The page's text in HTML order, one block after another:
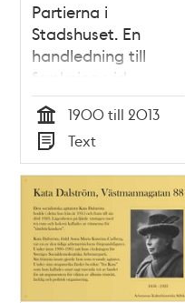
Partierna i
Stadshuset. En
handledning till
forskning vid
Stockholms
stadsarkiv / Mats
Hayen (red.)
Tid
1900 till 2013
Typ
Text